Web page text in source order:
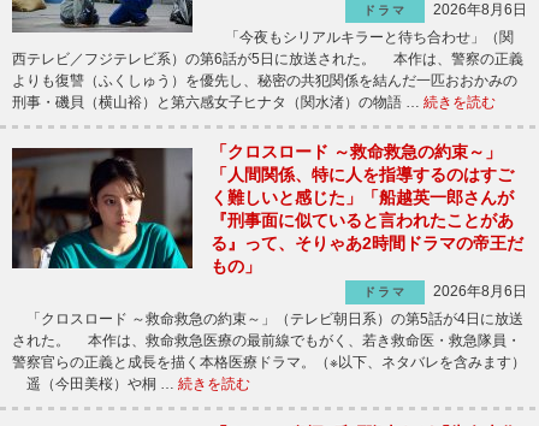
ドラマ
2026年8月6日
「今夜もシリアルキラーと待ち合わせ」（関
西テレビ／フジテレビ系）の第6話が5日に放送された。 本作は、警察の正義
よりも復讐（ふくしゅう）を優先し、秘密の共犯関係を結んだ一匹おおかみの
刑事・磯貝（横山裕）と第六感女子ヒナタ（関水渚）の物語 … 続きを読む
「クロスロード ～救命救急の約束～」
「人間関係、特に人を指導するのはすご
く難しいと感じた」「船越英一郎さんが
『刑事面に似ていると言われたことがあ
る』って、そりゃあ2時間ドラマの帝王だ
もの」
ドラマ
2026年8月6日
「クロスロード ～救命救急の約束～」（テレビ朝日系）の第5話が4日に放送
された。 本作は、救命救急医療の最前線でもがく、若き救命医・救急隊員・
警察官らの正義と成長を描く本格医療ドラマ。（※以下、ネタバレを含みます）
遥（今田美桜）や桐 … 続きを読む